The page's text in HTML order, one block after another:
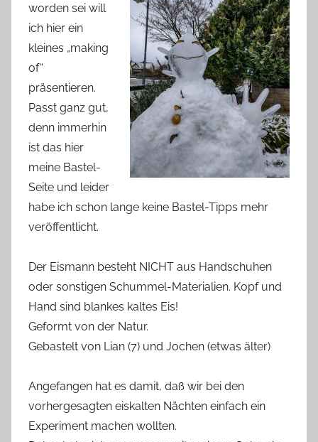
worden sei will
ich hier ein
kleines „making
of“
präsentieren.
Passt ganz gut,
denn immerhin
ist das hier
meine Bastel-
Seite und leider
habe ich schon lange keine Bastel-Tipps mehr
veröffentlicht.
Der Eismann besteht NICHT aus Handschuhen
oder sonstigen Schummel-Materialien. Kopf und
Hand sind blankes kaltes Eis!
Geformt von der Natur.
Gebastelt von Lian (7) und Jochen (etwas älter)
Angefangen hat es damit, daß wir bei den
vorhergesagten eiskalten Nächten einfach ein
Experiment machen wollten.